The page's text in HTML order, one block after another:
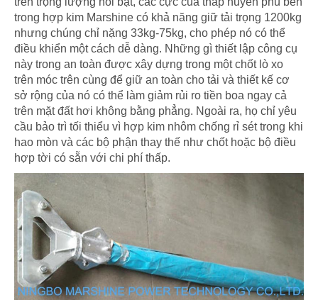
trong hợp kim Marshine có khả năng giữ tải trọng 1200kg
nhưng chúng chỉ nặng 33kg-75kg, cho phép nó có thể
điều khiển một cách dễ dàng. Những gì thiết lập công cụ
này trong an toàn được xây dựng trong một chốt lò xo
trên móc trên cùng để giữ an toàn cho tải và thiết kế cơ
sở rộng của nó có thể làm giảm rủi ro tiền boa ngay cả
trên mặt đất hơi không bằng phẳng. Ngoài ra, họ chỉ yêu
cầu bảo trì tối thiểu vì hợp kim nhôm chống rỉ sét trong khi
hao mòn và các bộ phận thay thế như chốt hoặc bộ điều
hợp tời có sẵn với chi phí thấp.